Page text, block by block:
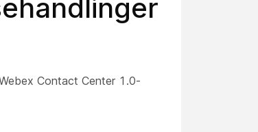
Contact Center 1.0-